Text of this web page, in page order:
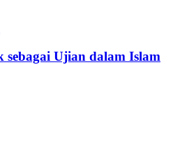
sebagai Ujian dalam Islam